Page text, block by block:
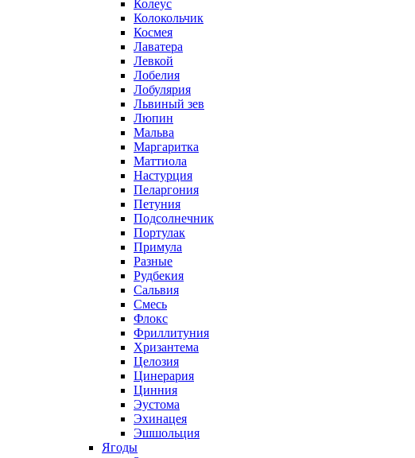
Колеус
Колокольчик
Космея
Лаватера
Левкой
Лобелия
Лобулярия
Львиный зев
Люпин
Мальва
Маргаритка
Маттиола
Настурция
Пеларгония
Петуния
Подсолнечник
Портулак
Примула
Разные
Рудбекия
Сальвия
Смесь
Флокс
Фриллитуния
Хризантема
Целозия
Цинерария
Цинния
Эустома
Эхинацея
Эшшольция
Ягоды